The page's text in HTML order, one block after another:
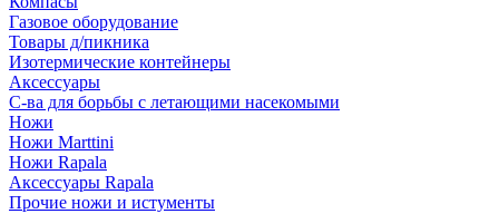
Газовое оборудование
Товары д/пикника
Изотермические контейнеры
Аксессуары
С-ва для борьбы с летающими насекомыми
Ножи
Ножи Marttini
Ножи Rapala
Аксессуары Rapala
Прочие ножи и истументы